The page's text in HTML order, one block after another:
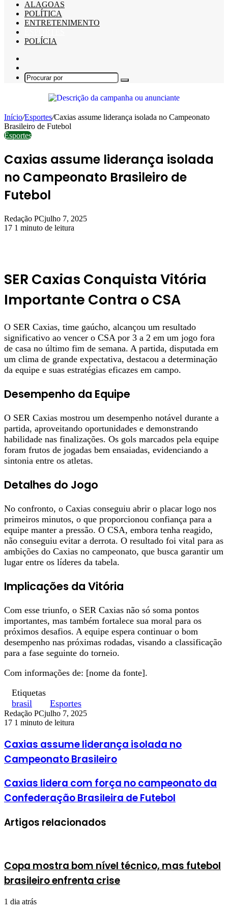
ALAGOAS
POLÍTICA
ENTRETENIMENTO
POLÍCIA
skin
Procurar
Início/Esportes/Caxias assume liderança isolada no Campeonato
Brasileiro de Futebol
Esportes
Caxias assume liderança isolada
no Campeonato Brasileiro de
Futebol
Redação PCjulho 7, 2025
17 1 minuto de leitura
SER Caxias Conquista Vitória
Importante Contra o CSA
O SER Caxias, time gaúcho, alcançou um resultado
significativo ao vencer o CSA por 3 a 2 em um jogo fora
de casa no último fim de semana. A partida, disputada em
um clima de grande expectativa, destacou a determinação
da equipe e suas estratégias eficazes em campo.
Desempenho da Equipe
O SER Caxias mostrou um desempenho notável durante a
partida, aproveitando oportunidades e demonstrando
habilidade nas finalizações. Os gols marcados pela equipe
foram frutos de jogadas bem ensaiadas, evidenciando a
sintonia entre os atletas.
Detalhes do Jogo
No confronto, o Caxias conseguiu abrir o placar logo nos
primeiros minutos, o que proporcionou confiança para a
equipe manter a pressão. O CSA, embora tenha reagido,
não conseguiu evitar a derrota. O resultado foi vital para as
ambições do Caxias no campeonato, que busca garantir um
lugar entre os líderes da tabela.
Implicações da Vitória
Com esse triunfo, o SER Caxias não só soma pontos
importantes, mas também fortalece sua moral para os
próximos desafios. A equipe espera continuar o bom
desempenho nas próximas rodadas, visando a classificação
para a fase seguinte do torneio.
Com informações de: [nome da fonte].
Etiquetas
brasil
Esportes
Redação PCjulho 7, 2025
17 1 minuto de leitura
Caxias assume liderança isolada no
Campeonato Brasileiro
Caxias lidera com força no campeonato da
Confederação Brasileira de Futebol
Artigos relacionados
Copa mostra bom nível técnico, mas futebol
brasileiro enfrenta crise
1 dia atrás